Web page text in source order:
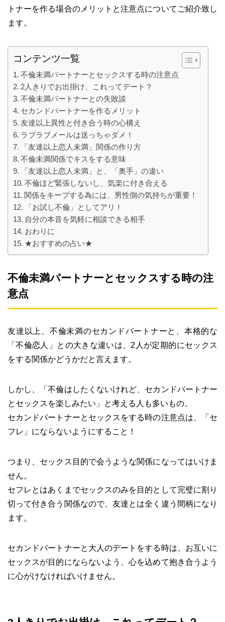
トナーを作る場合のメリットと注意点についてご紹介致し
ます。
コンテンツ一覧
不倫未満パートナーとセックスする時の注意点
2人きりでお出掛け、これってデート？
不倫未満パートナーとの失敗談
セカンドパートナーを作るメリット
友達以上異性と付き合う時の心構え
ラブラブメールは送っちゃダメ！
「友達以上恋人未満」関係の作り方
不倫未満関係でキスをする意味
「友達以上恋人未満」と、「奥手」の違い
不倫ほど緊張しないし、気楽に付き合える
関係をキープする為には、男性側の気持ちが重要！
「お試し不倫」としてアリ！
自分の本音を気軽に相談できる相手
おわりに
★おすすめの占い★
不倫未満パートナーとセックスする時の注
意点
友達以上、不倫未満のセカンドパートナーと、本格的な
「不倫恋人」との大きな違いは、2人が定期的にセックス
をする関係かどうかだと言えます。
しかし、「不倫はしたくないけれど、セカンドパートナー
とセックスを楽しみたい」と考える人も多いもの。
セカンドパートナーとセックスをする時の注意点は、「セ
フレ」にならないようにすること！
つまり、セックス目的で会うような関係になってはいけま
せん。
セフレとはあくまでセックスのみを目的として完璧に割り
切って付き合う関係なので、友達とは全く違う間柄になり
ます。
セカンドパートナーと大人のデートをする時は、お互いに
セックスが目的にならないよう、心を込めて抱き合うよう
に心がけなければいけません。